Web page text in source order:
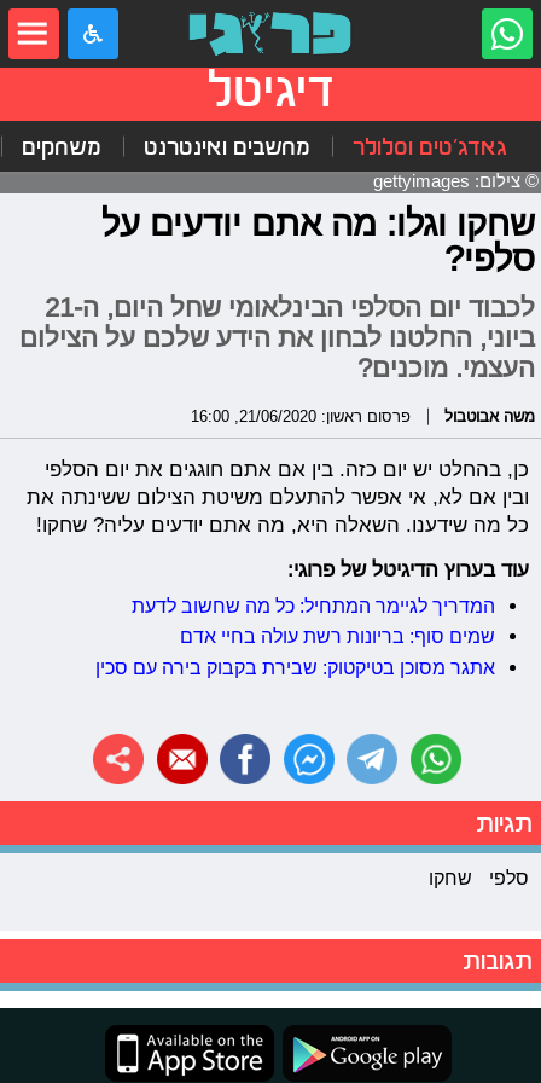
דיגיטל
גאדג'טים וסלולר מחשבים ואינטרנט משחקים
© צילום: gettyimages
שחקו וגלו: מה אתם יודעים על
סלפי?
לכבוד יום הסלפי הבינלאומי שחל היום, ה-21
ביוני, החלטנו לבחון את הידע שלכם על הצילום
העצמי. מוכנים?
משה אבוטבול פרסום ראשון: 21/06/2020, 16:00
כן, בהחלט יש יום כזה. בין אם אתם חוגגים את יום הסלפי
ובין אם לא, אי אפשר להתעלם משיטת הצילום ששינתה את
כל מה שידענו. השאלה היא, מה אתם יודעים עליה? שחקו!
עוד בערוץ הדיגיטל של פרוגי:
המדריך לגיימר המתחיל: כל מה שחשוב לדעת
שמים סוף: בריונות רשת עולה בחיי אדם
אתגר מסוכן בטיקטוק: שבירת בקבוק בירה עם סכין
תגיות
סלפי שחקו
תגובות